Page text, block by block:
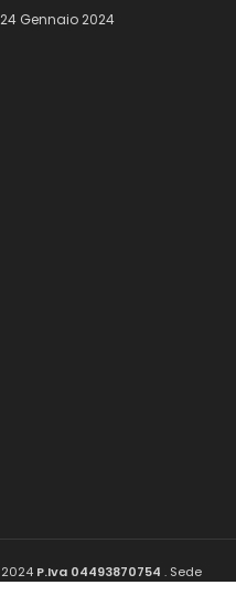
24 Gennaio 2024
2024 P.Iva 04493870754 . Sede